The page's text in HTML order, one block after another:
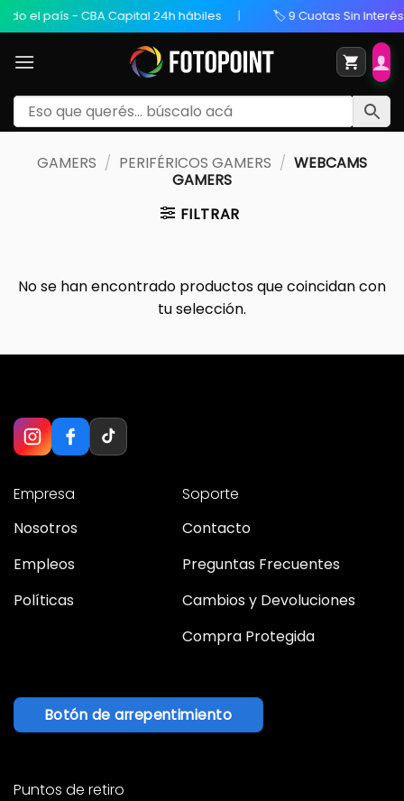
el país - CBA Capital 24h hábiles 🏷️ 9 Cuotas Sin Interés
GAMERS / PERIFÉRICOS GAMERS / WEBCAMS
GAMERS
FILTRAR
No se han encontrado productos que coincidan con
tu selección.
Empresa
Nosotros
Empleos
Políticas
Soporte
Contacto
Preguntas Frecuentes
Cambios y Devoluciones
Compra Protegida
Botón de arrepentimiento
Puntos de retiro